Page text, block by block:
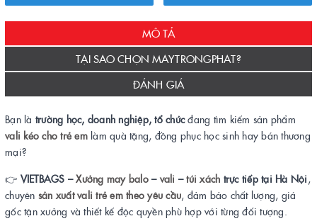
MÔ TẢ
TẠI SAO CHỌN MAYTRONGPHAT?
ĐÁNH GIÁ
Bạn là trường học, doanh nghiệp, tổ chứcđang tìm kiếm sản phẩm
vali kéo cho trẻ emlàm quà tặng, đồng phục học sinh hay bán thương
mại?
👉 VIETBAGS –Xưởng may balo– vali –túi xách trực tiếp tại Hà Nội ,
chuyên sản xuất vali trẻ em theo yêu cầu, đảm bảo chất lượng, giá
gốc tận xưởng và thiết kế độc quyền phù hợp với từng đối tượng.